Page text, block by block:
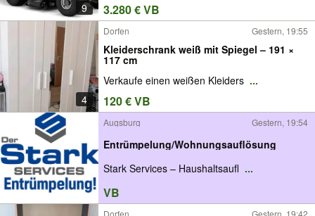
9 3.280 € VB
4
Dorfen Gestern, 19:55
Kleiderschrank weiß mit Spiegel – 191 ×
117 cm
Verkaufe einen weißen Kleiders ...
120 € VB
Augsburg Gestern, 19:54
Entrümpelung/Wohnungsauflösung
Stark Services – Haushaltsaufl ...
VB
Dorfen Gestern, 19:42